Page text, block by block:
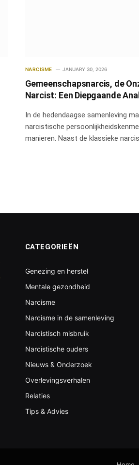
NARCISME JANUARY 30, 2026
Gemeenschapsnarcis, de
Narcist: Een Diepgaande
In de hedendaagse samenleving
narcistische
manieren. Naast de klassieke
CATEGORIEËN
Genezing en herstel
Mentale gezondheid
Narcisme
Narcisme in de samenleving
Narcistisch misbruik
Narcistische ouders
Nieuws & Onderzoek
Overlevingsverhalen
Relaties
Tips & Advies